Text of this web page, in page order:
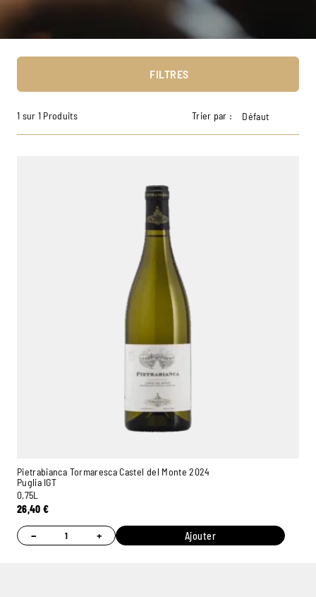
FILTRES
1 sur 1 Produits Trier par : Défaut
Pietrabianca Tormaresca Castel del Monte 2024
Puglia IGT
0,75L
26,40€
− + Ajouter